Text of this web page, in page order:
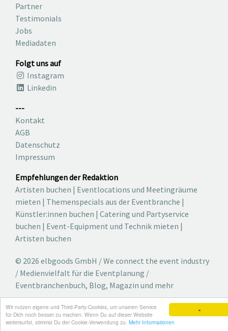
×
Wir nutzen eigene und Third-Party-Cookies, um unseren Service
für Dich noch besser zu machen. Wenn Du auf dieser Website
weitersurfst, stimmst Du der Cookie-Verwendung zu. Mehr Informationen
Partner
Testimonials
Jobs
Mediadaten
Folgt uns auf
Instagram
Linkedin
---
Kontakt
AGB
Datenschutz
Impressum
Empfehlungen der Redaktion
Artisten buchen | Eventlocations und Meetingräume
mieten | Themenspecials aus der Eventbranche |
Künstler:innen buchen | Catering und Partyservice
buchen | Event-Equipment und Technik mieten |
Artisten buchen
© 2026 elbgoods GmbH / We connect the event industry
/ Medienvielfalt für die Eventplanung /
Eventbranchenbuch, Blog, Magazin und mehr